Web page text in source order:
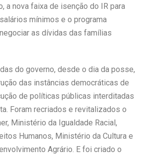
a nova faixa de isenção do IR para
mínimos e o programa
as dívidas das famílias
do governo, desde o dia da posse,
das instâncias democráticas de
de políticas públicas interditadas
Foram recriados e revitalizados o
Ministério da Igualdade Racial,
Humanos, Ministério da Cultura e
Agrário. E foi criado o